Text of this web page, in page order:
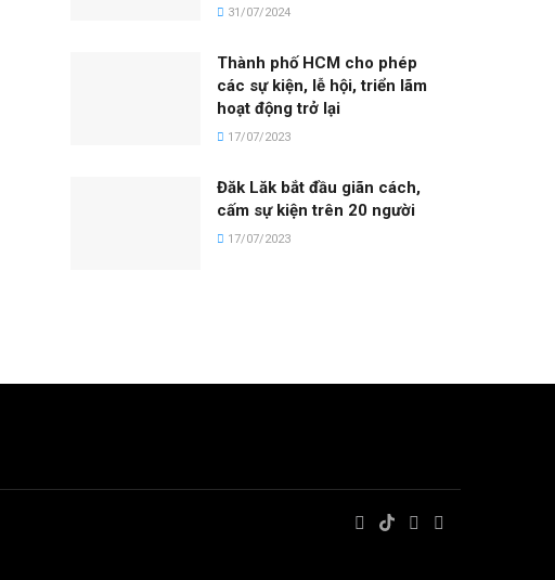
31/07/2024
Thành phố HCM cho phép
các sự kiện, lễ hội, triển lãm
hoạt động trở lại
17/07/2023
Đăk Lăk bắt đầu giãn cách,
cấm sự kiện trên 20 người
17/07/2023